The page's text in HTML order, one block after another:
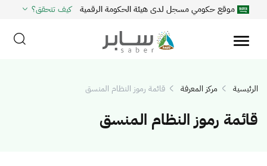
موقع حكومي مسجل لدى هيئة الحكومة الرقمية كيف تتحقق؟
الرئيسية مركز المعرفة قائمة رموز النظام المنسق
قائمة رموز النظام المنسق